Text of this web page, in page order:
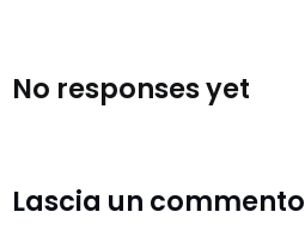
No responses yet
Lascia un commento